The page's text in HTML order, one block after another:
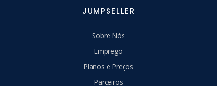
JUMPSELLER
Sobre Nós
Emprego
Planos e Preços
Parceiros